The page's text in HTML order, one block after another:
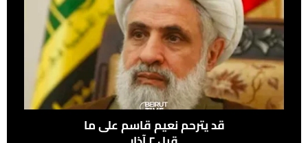
قد يترحم نعيم قاسم على ما